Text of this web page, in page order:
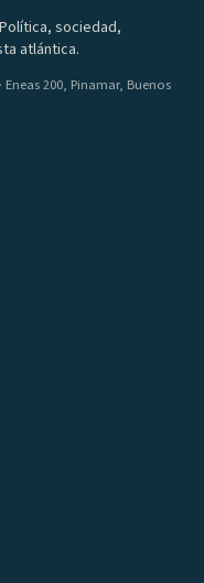
sociedad,
atlántica.
Eneas 200, Pinamar, Buenos